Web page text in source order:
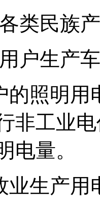
类民族
户生产
的照明用
非工业
电量。
业生产用